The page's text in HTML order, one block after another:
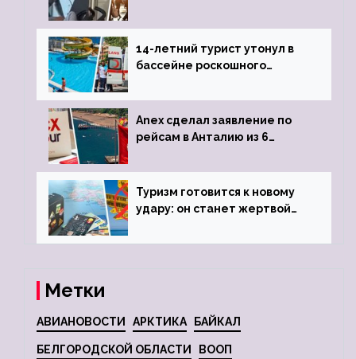
задержке рейса
14-летний турист утонул в
бассейне роскошного
Anex сделал заявление по
рейсам в Анталию из 6
Туризм готовится к новому
удару: он станет жертвой
Метки
АВИАНОВОСТИ АРКТИКА БАЙКАЛ
БЕЛГОРОДСКОЙ ОБЛАСТИ ВООП